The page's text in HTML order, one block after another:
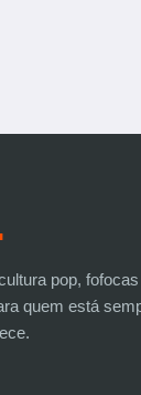
pop,
quem está